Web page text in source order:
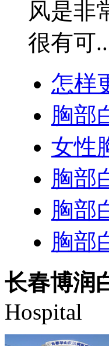
风是非
很有可
怎样
胸部
女性
胸部
胸部
胸部
长春博润
Hospital